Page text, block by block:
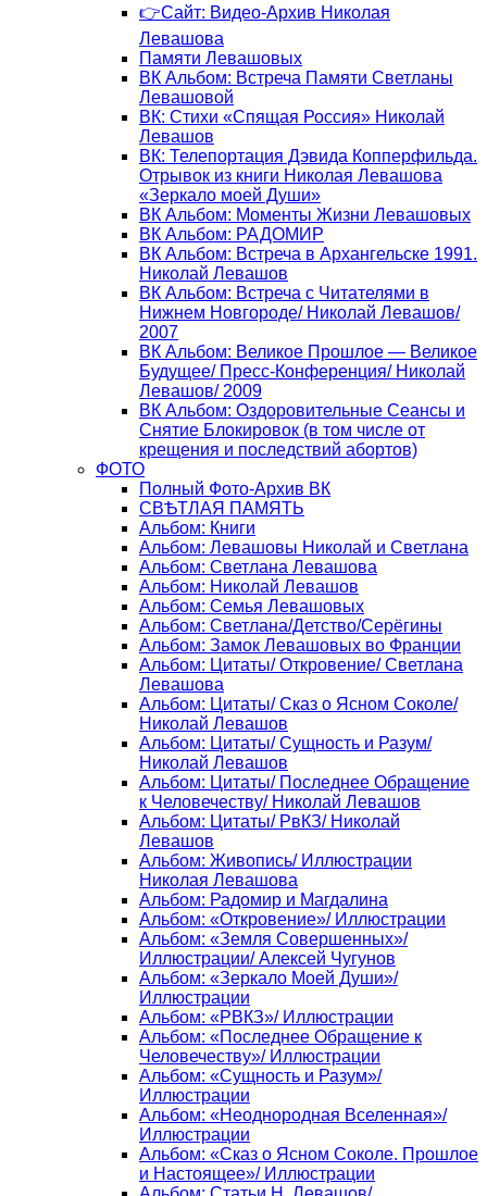
👉Сайт: Видео-Архив Николая
Левашова
Памяти Левашовых
ВК Альбом: Встреча Памяти Светланы
Левашовой
ВК: Стихи «Спящая Россия» Николай
Левашов
ВК: Телепортация Дэвида Копперфильда.
Отрывок из книги Николая Левашова
«Зеркало моей Души»
ВК Альбом: Моменты Жизни Левашовых
ВК Альбом: РАДОМИР
ВК Альбом: Встреча в Архангельске 1991.
Николай Левашов
ВК Альбом: Встреча с Читателями в
Нижнем Новгороде/ Николай Левашов/
2007
ВК Альбом: Великое Прошлое — Великое
Будущее/ Пресс-Конференция/ Николай
Левашов/ 2009
ВК Альбом: Оздоровительные Сеансы и
Снятие Блокировок (в том числе от
крещения и последствий абортов)
ФОТО
Полный Фото-Архив ВК
СВѢТЛАЯ ПАМЯТЬ
Альбом: Книги
Альбом: Левашовы Николай и Светлана
Альбом: Светлана Левашова
Альбом: Николай Левашов
Альбом: Семья Левашовых
Альбом: Светлана/Детство/Серёгины
Альбом: Замок Левашовых во Франции
Альбом: Цитаты/ Откровение/ Светлана
Левашова
Альбом: Цитаты/ Сказ о Ясном Соколе/
Николай Левашов
Альбом: Цитаты/ Сущность и Разум/
Николай Левашов
Альбом: Цитаты/ Последнее Обращение
к Человечеству/ Николай Левашов
Альбом: Цитаты/ РвКЗ/ Николай
Левашов
Альбом: Живопись/ Иллюстрации
Николая Левашова
Альбом: Радомир и Магдалина
Альбом: «Откровение»/ Иллюстрации
Альбом: «Земля Совершенных»/
Иллюстрации/ Алексей Чугунов
Альбом: «Зеркало Моей Души»/
Иллюстрации
Альбом: «РВКЗ»/ Иллюстрации
Альбом: «Последнее Обращение к
Человечеству»/ Иллюстрации
Альбом: «Сущность и Разум»/
Иллюстрации
Альбом: «Неоднородная Вселенная»/
Иллюстрации
Альбом: «Сказ о Ясном Соколе. Прошлое
и Настоящее»/ Иллюстрации